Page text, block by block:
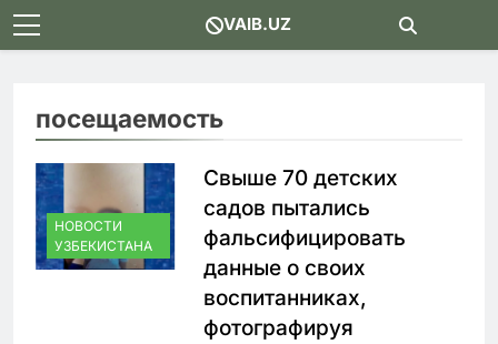
Skip
to
VAIB.UZ
посещаемость
НОВОСТИ
УЗБЕКИСТАНА
Свыше 70 детских
садов пытались
фальсифицировать
данные о своих
воспитанниках,
фотографируя